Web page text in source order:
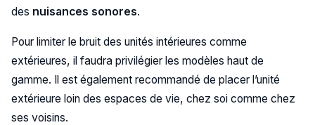
des nuisances sonores.
Pour limiter le bruit des unités intérieures comme
extérieures, il faudra privilégier les modèles haut de
gamme. Il est également recommandé de placer l’unité
extérieure loin des espaces de vie, chez soi comme chez
ses voisins.